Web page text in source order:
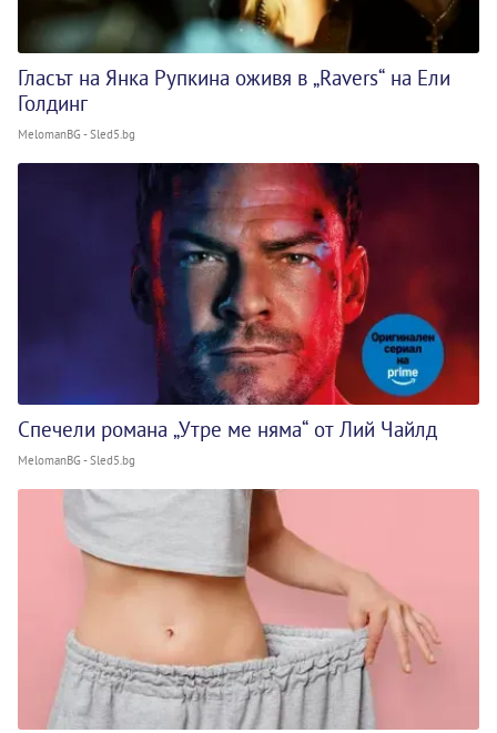
Гласът на Янка Рупкина оживя в „Ravers“ на Ели
Голдинг
MelomanBG - Sled5.bg
Спечели романа „Утре ме няма“ от Лий Чайлд
MelomanBG - Sled5.bg